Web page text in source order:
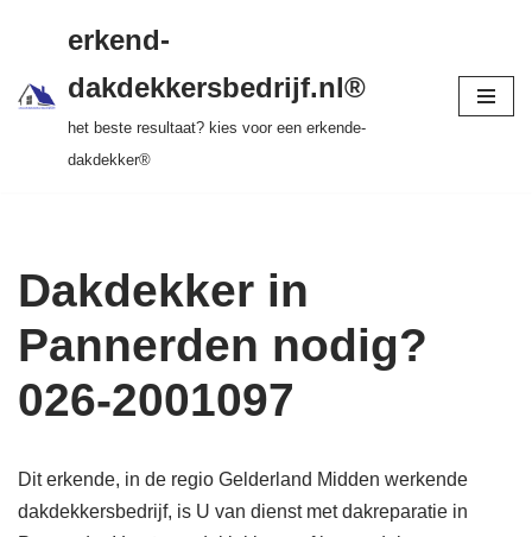
naar
inhoud
tot 20 jr garantie > SKEV erkend
erkend-
dakdekkersbedrijf.nl®
het beste resultaat? kies voor een erkende-
dakdekker®
Dakdekker in
Pannerden nodig?
026-2001097
Dit erkende, in de regio Gelderland Midden werkende
dakdekkersbedrijf, is U van dienst met dakreparatie in